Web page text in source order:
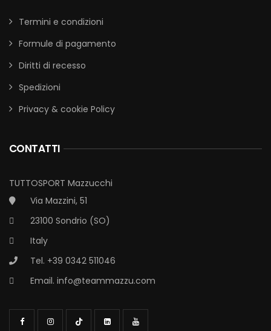
Termini e condizioni
Formule di pagamento
Diritti di recesso
Spedizioni
Privacy & cookie Policy
CONTATTI
TUTTOSPORT Mazzucchi
Via Mazzini, 51
23100 Sondrio (SO)
Italy
Tel. +39 0342 511046
Email. info@teammazzu.com